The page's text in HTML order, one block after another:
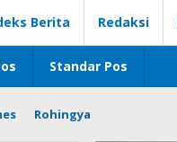
Berita Redaksi
Standar Pos
Rohingya